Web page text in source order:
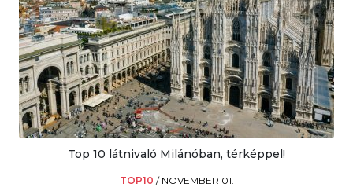
Top 10 látnivaló Milánóban, térképpel!
TOP10 / NOVEMBER 01.